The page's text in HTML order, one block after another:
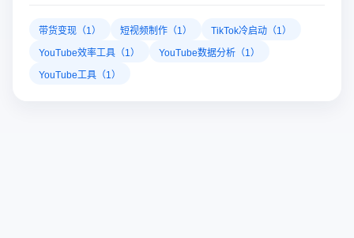
带货变现（1） 短视频制作（1）
TikTok冷启动（1）
YouTube效率工具（1）
YouTube数据分析（1）
YouTube工具（1）